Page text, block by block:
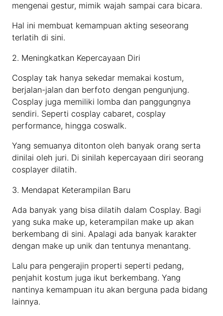
mengenai gestur, mimik wajah sampai cara bicara.
Hal ini membuat kemampuan akting seseorang
terlatih di sini.
2. Meningkatkan Kepercayaan Diri
Cosplay tak hanya sekedar memakai kostum,
berjalan-jalan dan berfoto dengan pengunjung.
Cosplay juga memiliki lomba dan panggungnya
sendiri. Seperti cosplay cabaret, cosplay
performance, hingga coswalk.
Yang semuanya ditonton oleh banyak orang serta
dinilai oleh juri. Di sinilah kepercayaan diri seorang
cosplayer dilatih.
3. Mendapat Keterampilan Baru
Ada banyak yang bisa dilatih dalam Cosplay. Bagi
yang suka make up, keterampilan make up akan
berkembang di sini. Apalagi ada banyak karakter
dengan make up unik dan tentunya menantang.
Lalu para pengerajin properti seperti pedang,
penjahit kostum juga ikut berkembang. Yang
nantinya kemampuan itu akan berguna pada bidang
lainnya.